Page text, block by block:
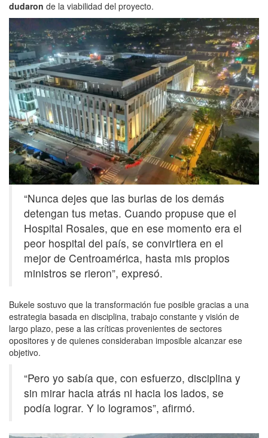
dudaron de la viabilidad del proyecto.
“Nunca dejes que las burlas de los demás
detengan tus metas. Cuando propuse que el
Hospital Rosales, que en ese momento era el
peor hospital del país, se convirtiera en el
mejor de Centroamérica, hasta mis propios
ministros se rieron”, expresó.
Bukele sostuvo que la transformación fue posible gracias a una
estrategia basada en disciplina, trabajo constante y visión de
largo plazo, pese a las críticas provenientes de sectores
opositores y de quienes consideraban imposible alcanzar ese
objetivo.
“Pero yo sabía que, con esfuerzo, disciplina y
sin mirar hacia atrás ni hacia los lados, se
podía lograr. Y lo logramos”, afirmó.